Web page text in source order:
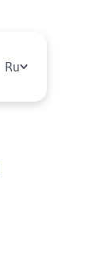
Ru